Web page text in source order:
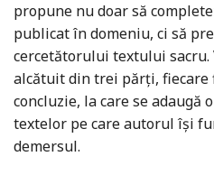
propune nu doar să
publicat în domeniu, ci să
cercetătorului textului sacru.
alcătuit din trei părți, fiecare
concluzie, la care se adaugă
textelor pe care autorul își
demersul.